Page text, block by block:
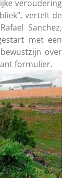
veroudering
vertelt de
Sanchez,
met een
over
formulier.